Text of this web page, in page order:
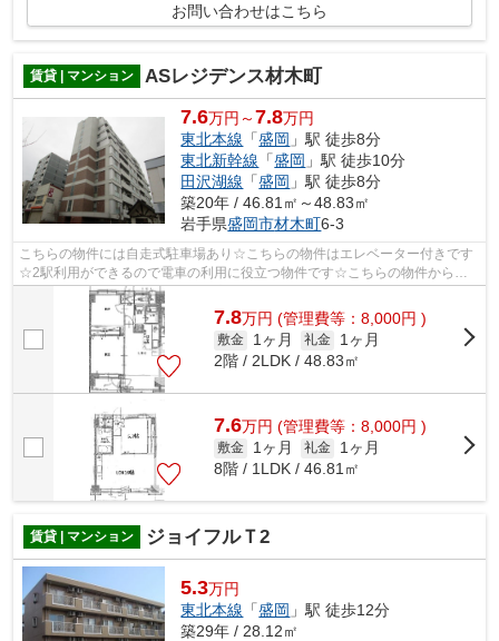
お問い合わせはこちら
賃貸 | マンション ASレジデンス材木町
7.6万円～7.8万円
東北本線 「盛岡 」駅 徒歩8分
東北新幹線 「盛岡 」駅 徒歩10分
田沢湖線 「盛岡 」駅 徒歩8分
築20年 / 46.81㎡～48.83㎡
岩手県盛岡市材木町6-3
こちらの物件には自走式駐車場あり☆こちらの物件はエレベーター付きです
☆2駅利用ができるので電車の利用に役立つ物件です☆こちらの物件から、
100mの距離に駐車場あり☆ご来店予約やご質...
7.8万円 (管理費等：8,000円 )
敷金 1ヶ月 礼金
1ヶ月
2階 / 2LDK / 48.83㎡
7.6万円 (管理費等：8,000円 )
敷金 1ヶ月 礼金
1ヶ月
8階 / 1LDK / 46.81㎡
賃貸 | マンション ジョイフルＴ2
5.3万円
東北本線 「盛岡 」駅 徒歩12分
築29年 / 28.12㎡